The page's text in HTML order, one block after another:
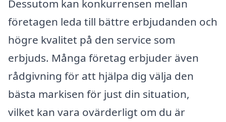
Dessutom kan konkurrensen mellan
företagen leda till bättre erbjudanden och
högre kvalitet på den service som
erbjuds. Många företag erbjuder även
rådgivning för att hjälpa dig välja den
bästa markisen för just din situation,
vilket kan vara ovärderligt om du är